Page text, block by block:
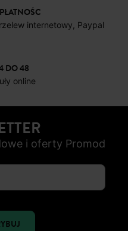
internetowy, Paypal
DO 48
online
i oferty Promod